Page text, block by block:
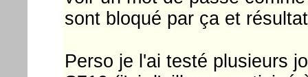
sont bloqué par ça et
Perso je l'ai testé plusieurs